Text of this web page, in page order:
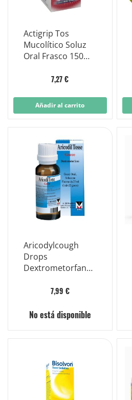
Actigrip Tos
Mucolítico Soluz
Oral Frasco 150ml
7,27 €
Añadir al carrito
Aricodylcough
Drops
Dextrometorfano
tos Botella de 25
7,99 €
No está disponible